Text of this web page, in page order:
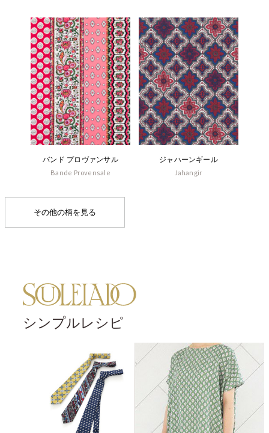
バンド プロヴァンサル
Bande Provensale
ジャハーンギール
Jahangir
その他の柄を見る
シンプルレシピ